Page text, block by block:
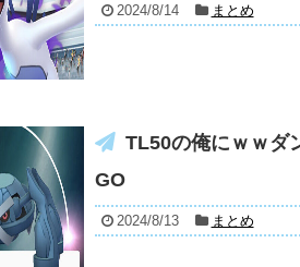
2024/8/14 まとめ
TL50の俺にｗｗダ
GO
2024/8/13 まとめ